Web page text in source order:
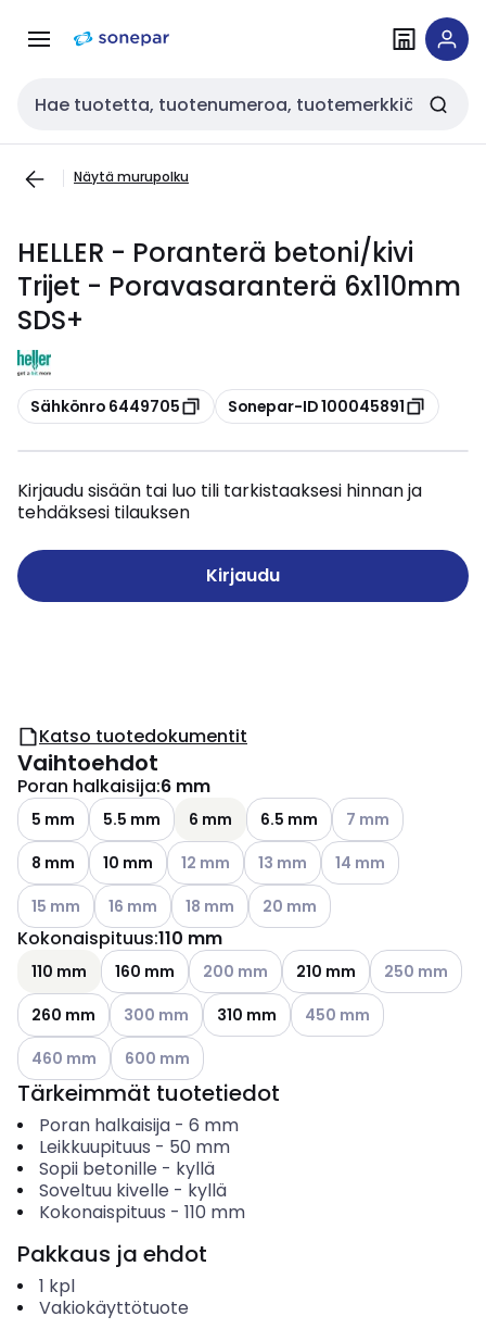
navigointiinsisältöön
Haku
Näytä murupolku
HELLER - Poranterä betoni/kivi
Trijet - Poravasaranterä 6x110mm
SDS+
Kopioi
Sähkönro 6449705 Kopioi
Sonepar-ID 100045891
Kirjaudu sisään tai luo tili tarkistaaksesi hinnan ja
tehdäksesi tilauksen
Kirjaudu
Katso tuotedokumentit
Vaihtoehdot
Poran halkaisija:6 mm
5 mm 5.5 mm 6 mm 6.5 mm Katso
7 mm
8 mm
10 mm Katso käytettävissä olevat vaihtoehdot
12 mm Katso käytettävissä olevat
13 mm Katso käytettävissä
14 mm
Katso käytettävissä olevat vaihtoehdot
15 mm Katso käytettävissä olevat vaihtoehdot
16 mm Katso käytettävissä olevat vaihtoehdot
18 mm Katso käytettävissä olevat
20 mm
Kokonaispituus:110 mm
110 mm 160 mm Katso käytettävissä olevat vaihtoehdot
200 mm 210 mm Katso
250 mm
260 mm
Katso käytettävissä olevat vaihtoehdot
300 mm 310 mm Katso käytettävissä
450 mm
Katso käytettävissä olevat vaihtoehdot
460 mm Katso käytettävissä olevat vaihtoehdot
600 mm
Tärkeimmät tuotetiedot
Poran halkaisija- 6 mm
Leikkuupituus - 50 mm
Sopii betonille - kyllä
Soveltuu kivelle - kyllä
Kokonaispituus - 110 mm
Pakkaus ja ehdot
1 kpl
Vakiokäyttötuote